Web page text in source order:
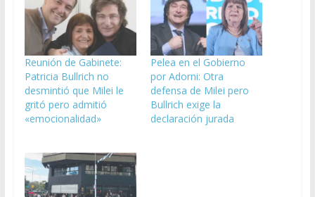
Reunión de Gabinete:
Patricia Bullrich no
desmintió que Milei le
gritó pero admitió
«emocionalidad»
Pelea en el Gobierno
por Adorni: Otra
defensa de Milei pero
Bullrich exige la
declaración jurada